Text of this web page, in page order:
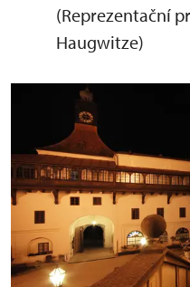
(Reprezentační
Haugwitze)